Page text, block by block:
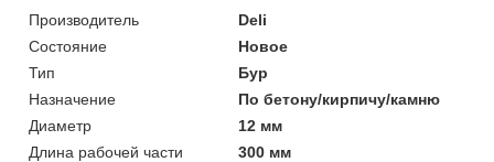
Производитель
Deli
Состояние
Новое
Тип
Бур
Назначение
По бетону/кирпичу/камню
Диаметр
12 мм
Длина рабочей части
300 мм